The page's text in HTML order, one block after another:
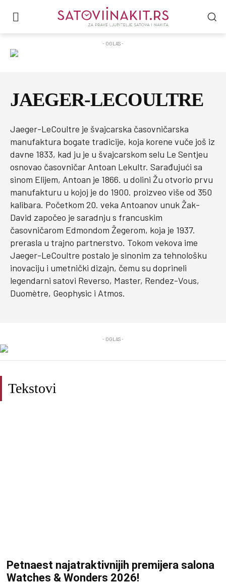
- OGLAS -
JAEGER-LECOULTRE
Jaeger-LeCoultre je švajcarska časovničarska
manufaktura bogate tradicije, koja korene vuče još iz
davne 1833, kad ju je u švajcarskom selu Le Sentjeu
osnovao časovničar Antoan Lekultr. Sarađujući sa
sinom Elijem, Antoan je 1866. u dolini Žu otvorio prvu
manufakturu u kojoj je do 1900. proizveo više od 350
kalibara. Početkom 20. veka Antoanov unuk Žak-
David započeo je saradnju s francuskim
časovničarom Edmondom Žegerom, koja je 1937.
prerasla u trajno partnerstvo. Tokom vekova ime
Jaeger-LeCoultre postalo je sinonim za tehnološku
inovaciju i umetnički dizajn, čemu su doprineli
legendarni satovi Reverso, Master, Rendez-Vous,
Duomètre, Geophysic i Atmos.
- OGLAS -
Tekstovi
Petnaest najatraktivnijih premijera salona
Watches & Wonders 2026!